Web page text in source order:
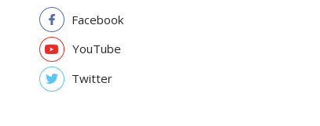
Facebook
YouTube
Twitter